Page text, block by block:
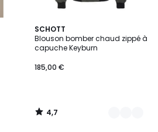
SCHOTT
Blouson bomber chaud zippé à
capuche Keyburn
185,00 €
4,7
/ 5
3
Couleurs
4,7
/